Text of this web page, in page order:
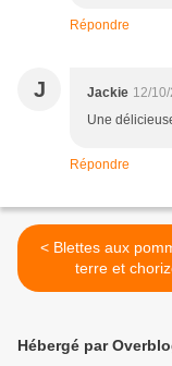
Répondre
J Jackie 12/
Une
Répondre
< Blettes aux pommes de
terre et
Hébergé par